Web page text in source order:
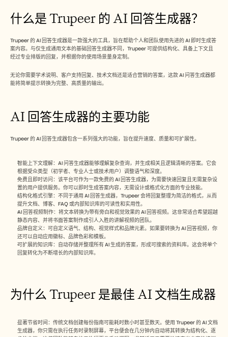
什么是 Trupeer 的 AI 回答生成器？
Trupeer 的 AI 回答生成器是一款强大的工具，旨在帮助个人和团队使用先进的 AI 即时生成答
案内容。与仅生成通用文本的基础回答生成器不同，Trupeer 可提供结构化、具备上下文且
经过专业排版的回复，并根据你的使用场景量身定制。
无论你需要学术说明、客户支持回复、技术文档还是适合营销的答案，这款 AI 问答生成器都
能将简单提示转换为完整、高质量的输出。
AI 回答生成器的主要功能
Trupeer 的 AI 回答生成器包含一系列强大的功能，旨在提升速度、质量和可扩展性。
智能上下文理解：AI 问答生成器能够理解复杂查询，并生成相关且逻辑清晰的答案。它会
根据受众类型（初学者、专业人士或技术用户）调整语气和深度。
免费且即时访问：该平台可作为一款免费的 AI 回答生成器，为需要快速回复且无需复杂设
置的用户提供服务。你可以即时生成答案内容，无需设计或格式化方面的专业技能。
结构化格式引擎：不同于通用 AI 回答生成器，Trupeer 会将回复整理为简洁的格式，从而
提升文档、博客、FAQ 或内部知识库的可读性和实用性。
AI 回答视频制作：将文本转换为带有旁白和视觉效果的 AI 回答视频。这非常适合希望超越
静态内容、并将书面答案制作成引人入胜的讲解视频的团队。
品牌自定义：可自定义语气、结构、视觉样式和品牌元素。如果要转换为 AI 回答视频，你
还可以自动应用徽标、品牌色彩和模板。
可扩展的知识库：自动存储并整理所有 AI 生成的答案，形成可搜索的资料库。这会将单个
回复转化为不断增长的内部知识库。
为什么 Trupeer 是最佳 AI 文档生成器
显著节省时间：传统文档创建每份指南可能耗时数小时甚至数天。使用 Trupeer 的 AI 文档
生成器，你只需在执行任务时录制屏幕，平台便会在几分钟内自动将其转换为结构化、逐
客户故事
帮助中心
See more
预约演示
开始免费试用